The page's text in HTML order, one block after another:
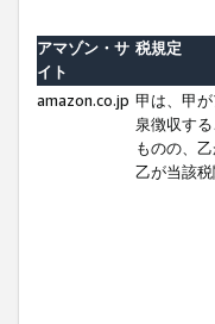
アマゾン・サ
イト
税規定
amazon.co.jp 甲は、甲
泉徴収す
ものの、
乙が当該